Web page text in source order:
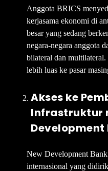
Anggota BRICS
kerjasama ekonomi di
besar yang sedang
negara-negara anggota
bilateral dan multilateral.
lebih luas ke pasar
Akses ke
Infrastruktur
Development
New Development
internasional yang